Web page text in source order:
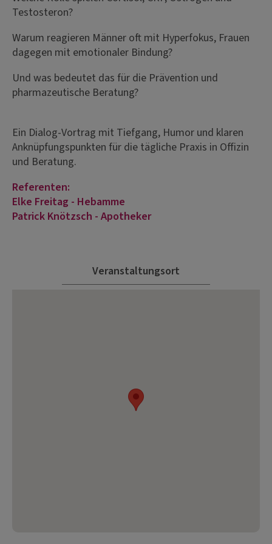
Testosteron?
Warum reagieren Männer oft mit Hyperfokus, Frauen
dagegen mit emotionaler Bindung?
Und was bedeutet das für die Prävention und
pharmazeutische Beratung?
Ein Dialog-Vortrag mit Tiefgang, Humor und klaren
Anknüpfungspunkten für die tägliche Praxis in Offizin
und Beratung.
Referenten:
Elke Freitag - Hebamme
Patrick Knötzsch - Apotheker
Veranstaltungsort